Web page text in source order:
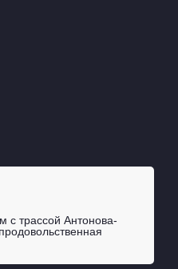
с трассой Антонова-